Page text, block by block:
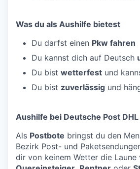
Was du als Aushilfe bietest
Du darfst einen Pkw fahren
Du kannst dich auf Deutsch
Du bist wetterfest und
Du bist zuverlässig und
Aushilfe bei Deutsche Post DHL
Als Postbote bringst du den
Bezirk Post- und
dir von keinem Wetter die Laune